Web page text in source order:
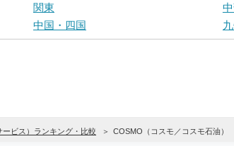
関東
中国・四国
ビス）ランキング・比較 COSMO（コスモ／コスモ石油）